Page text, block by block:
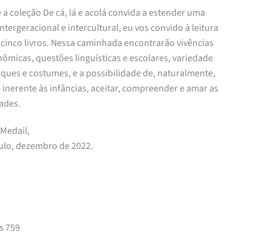
coleção De cá, lá e acolá convida a estender uma
e intercultural, eu vos convido à leitura
livros. Nessa caminhada encontrarão vivências
questões linguísticas e escolares, variedade
e costumes, e a possibilidade de, naturalmente,
inerente às infâncias, aceitar, compreender e amar as
dezembro de 2022.
759